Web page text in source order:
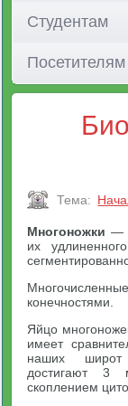
Студентам
Посетителям
Тема:
Многоножки —
их
конечностями.
Яйцо
имеет
наших широт
достигают 3
скоплением